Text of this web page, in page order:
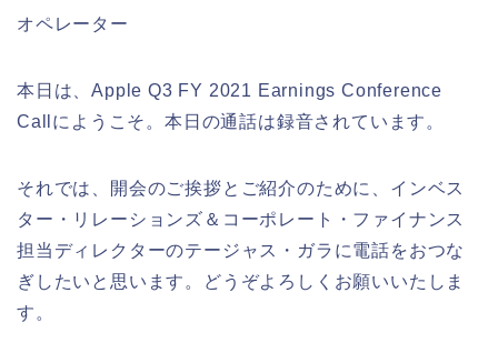
オペレーター
本日は、Apple Q3 FY 2021 Earnings Conference
Callにようこそ。本日の通話は録音されています。
それでは、開会のご挨拶とご紹介のために、インベス
ター・リレーションズ＆コーポレート・ファイナンス
担当ディレクターのテージャス・ガラに電話をおつな
ぎしたいと思います。どうぞよろしくお願いいたしま
す。